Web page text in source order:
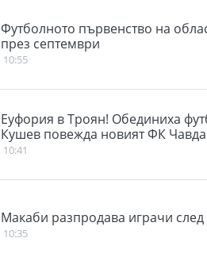
Футболното първенство на
през септември
10:55
Еуфория в Троян! Обединиха
Кушев повежда новият ФК
10:41
Макаби разпродава играчи
10:35